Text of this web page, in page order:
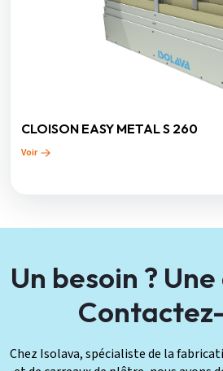
CLOISON EASY METAL S 260
Voir
Un besoin ?
Chez Isolava, spécialiste de la